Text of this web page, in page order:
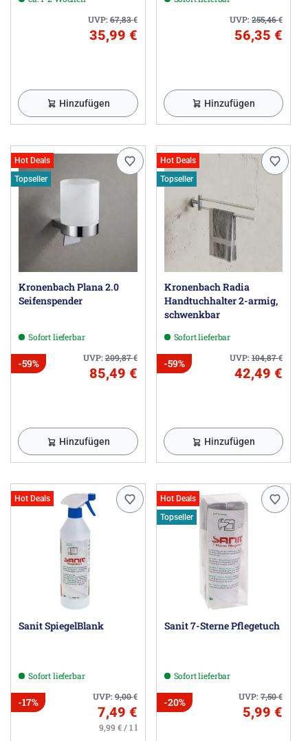
UVP:67,83€
35,99 €
Hinzufügen
UVP:255,46€
56,35 €
Hinzufügen
Hot Deals
Topseller
Kronenbach Plana 2.0
Seifenspender
Sofort lieferbar
UVP:209,87€
-59%
85,49 €
Hinzufügen
Hot Deals
Topseller
Kronenbach Radia
Handtuchhalter 2-armig,
schwenkbar
Sofort lieferbar
UVP:104,87€
-59%
42,49 €
Hinzufügen
Hot Deals
Sanit SpiegelBlank
Sofort lieferbar
UVP:9,00€
-17%
7,49 €
9,99 € / 1 l
Hot Deals
Topseller
Sanit 7-Sterne Pflegetuch
Sofort lieferbar
UVP:7,50€
-20%
5,99 €